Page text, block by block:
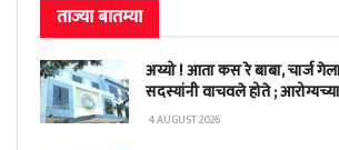
ताज्या बातम्या
अय्यो ! आता कस रे बाबा, चार्ज
सदस्यांनी वाचवले होते ;
4 AUGUST 2026